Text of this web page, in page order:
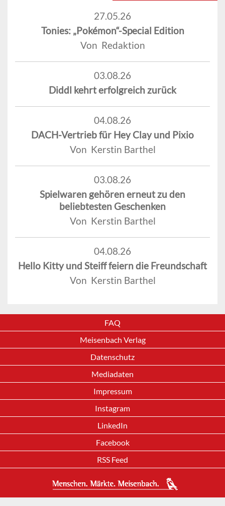
27.05.26
Tonies: „Pokémon“-Special Edition
Von Redaktion
03.08.26
Diddl kehrt erfolgreich zurück
04.08.26
DACH-Vertrieb für Hey Clay und Pixio
Von Kerstin Barthel
03.08.26
Spielwaren gehören erneut zu den
beliebtesten Geschenken
Von Kerstin Barthel
04.08.26
Hello Kitty und Steiff feiern die Freundschaft
Von Kerstin Barthel
FAQ
Meisenbach Verlag
Datenschutz
Mediadaten
Impressum
Instagram
LinkedIn
Facebook
RSS Feed